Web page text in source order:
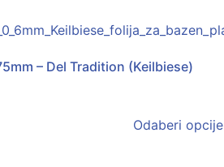
– Del Tradition (Keilbiese)
Odaberi opcije